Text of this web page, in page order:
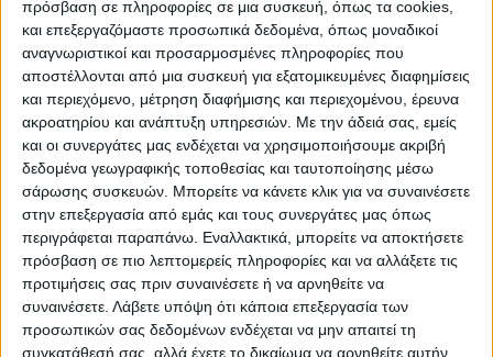
πρόσβαση σε πληροφορίες σε μια συσκευή, όπως τα cookies,
και επεξεργαζόμαστε προσωπικά δεδομένα, όπως μοναδικοί
αναγνωριστικοί και προσαρμοσμένες πληροφορίες που
αποστέλλονται από μια συσκευή για εξατομικευμένες διαφημίσεις
και περιεχόμενο, μέτρηση διαφήμισης και περιεχομένου, έρευνα
ακροατηρίου και ανάπτυξη υπηρεσιών. Με την άδειά σας, εμείς
και οι συνεργάτες μας ενδέχεται να χρησιμοποιήσουμε ακριβή
δεδομένα γεωγραφικής τοποθεσίας και ταυτοποίησης μέσω
σάρωσης συσκευών. Μπορείτε να κάνετε κλικ για να συναινέσετε
στην επεξεργασία από εμάς και τους συνεργάτες μας όπως
περιγράφεται παραπάνω. Εναλλακτικά, μπορείτε να αποκτήσετε
πρόσβαση σε πιο λεπτομερείς πληροφορίες και να αλλάξετε τις
προτιμήσεις σας πριν συναινέσετε ή να αρνηθείτε να
συναινέσετε. Λάβετε υπόψη ότι κάποια επεξεργασία των
προσωπικών σας δεδομένων ενδέχεται να μην απαιτεί τη
συγκατάθεσή σας, αλλά έχετε το δικαίωμα να αρνηθείτε αυτήν
Στην εισήγησή του ο Δήμαρχος Παλαμά κ.Γιώργος
Σακελλαρίου υπογράμμισε μεταξύ άλλων ότι σήμερα, οι
υποδομές Δημοτικού Φωτισμού (φωτιστικά σώματα) στο
Δήμο Παλαμά που χρήζουν ενεργειακής αναβάθμισης, και
είναι εγκατεστημένα σε δρόμους, πεζόδρομους, πλατείες,
λοιπούς κοινόχρηστους χώρους του Δήμου, όπως
καταγράφηκαν και ταξινομήθηκαν συνολικά και ανά
κατηγορία είδους εξοπλισμού για τα συμβατικού τύπου
φωτιστικά σημεία, ανέρχονται σε 7.893 τεμάχια.
Το συνολικό αντικείμενο της προτεινόμενης επένδυσης
αποτελείται από 7.893 φωτιστικά